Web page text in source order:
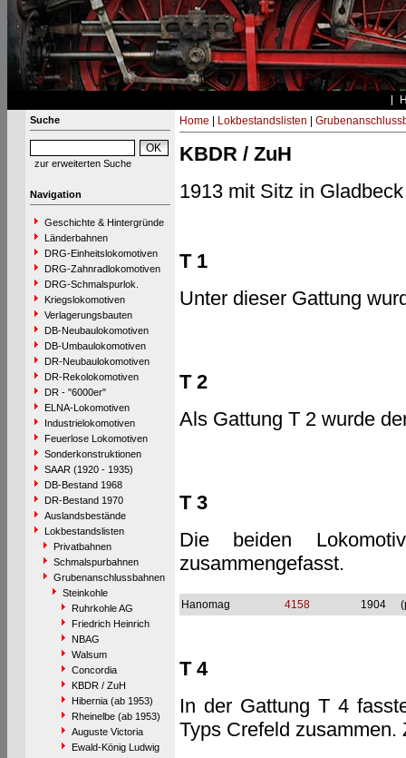
Suche
zur erweiterten Suche
Navigation
Geschichte & Hintergründe
Länderbahnen
DRG-Einheitslokomotiven
DRG-Zahnradlokomotiven
DRG-Schmalspurlok.
Kriegslokomotiven
Verlagerungsbauten
DB-Neubaulokomotiven
DB-Umbaulokomotiven
DR-Neubaulokomotiven
DR-Rekolokomotiven
DR - "6000er"
ELNA-Lokomotiven
Industrielokomotiven
Feuerlose Lokomotiven
Sonderkonstruktionen
SAAR (1920 - 1935)
DB-Bestand 1968
DR-Bestand 1970
Auslandsbestände
Lokbestandslisten
Privatbahnen
Schmalspurbahnen
Grubenanschlussbahnen
Steinkohle
Ruhrkohle AG
Friedrich Heinrich
NBAG
Walsum
Concordia
KBDR / ZuH
Hibernia (ab 1953)
Rheinelbe (ab 1953)
Auguste Victoria
Ewald-König Ludwig
Home Lokbestandslisten
KBDR / ZuH
1913 mit Sitz in
T 1
Unter dieser Gattung
T 2
Als Gattung T 2 wurde
T 3
Die beiden
zusammengefasst.
Hanomag 4158 1904
T 4
In der Gattung T 4
Typs Crefeld